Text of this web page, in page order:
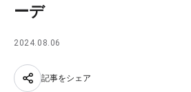
ーデ
2024.08.06
記事をシェア